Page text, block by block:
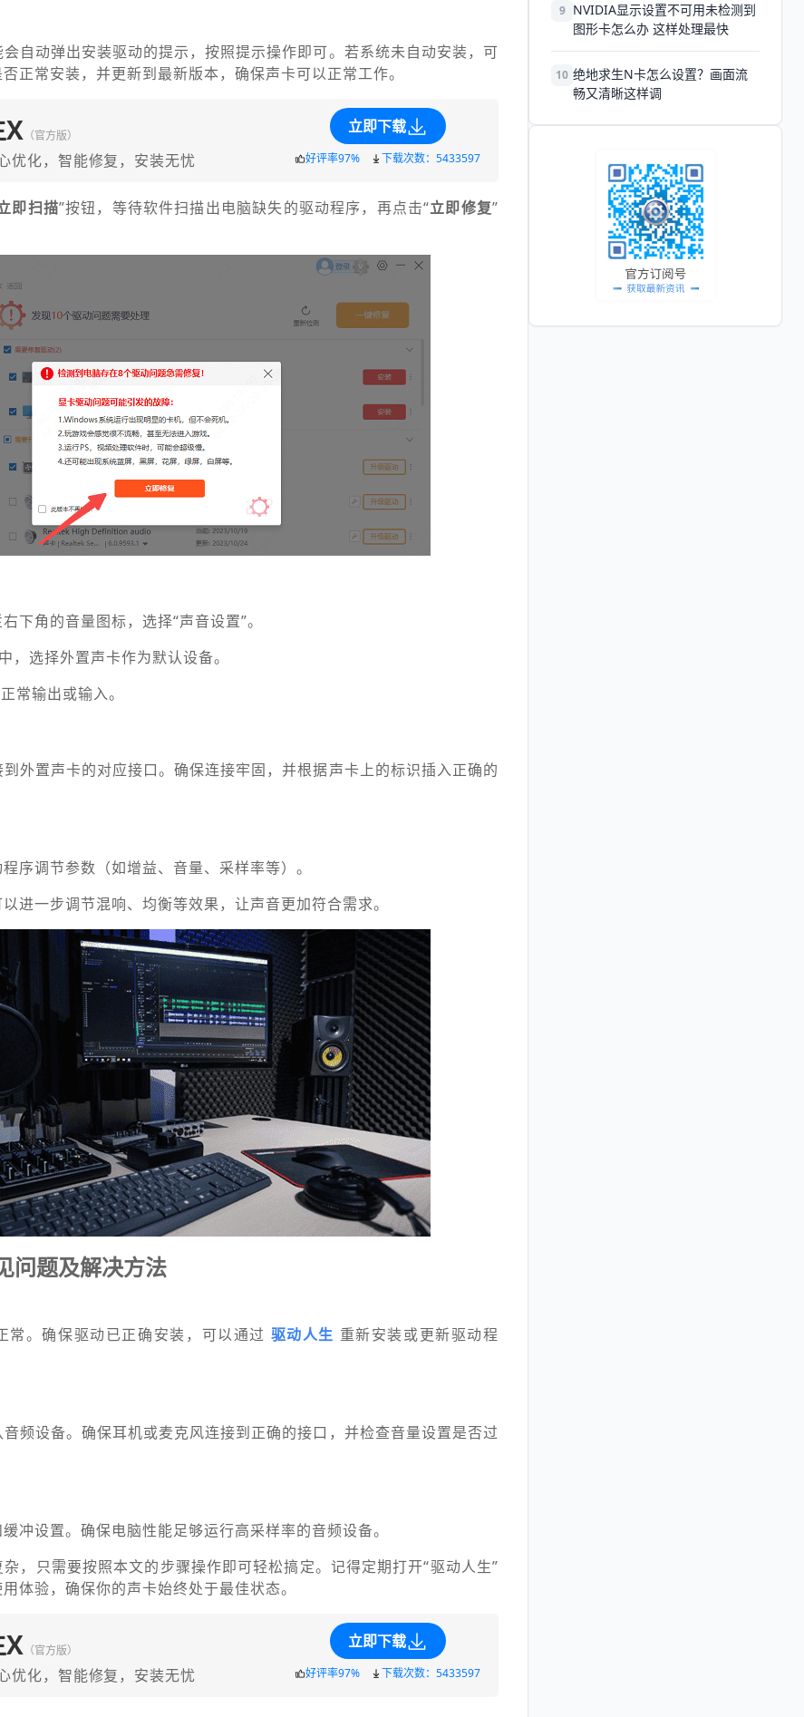
自动弹出安装驱动的提示，按照提示操作即可。若系统未自动安装，可
正常安装，并更新到最新版本，确保声卡可以正常工作。
（官方版）
优化，智能修复，安装无忧
立即下载
好评率97% 下载次数：5433597
即扫描”按钮，等待软件扫描出电脑缺失的驱动程序，再点击“立即修复”
下角的音量图标，选择“声音设置”。
，选择外置声卡作为默认设备。
常输出或输入。
外置声卡的对应接口。确保连接牢固，并根据声卡上的标识插入正确的
序调节参数（如增益、音量、采样率等）。
进一步调节混响、均衡等效果，让声音更加符合需求。
问题及解决方法
常。确保驱动已正确安装，可以通过 驱动人生 重新安装或更新驱动程
频设备。确保耳机或麦克风连接到正确的接口，并检查音量设置是否过
冲设置。确保电脑性能足够运行高采样率的音频设备。
，只需要按照本文的步骤操作即可轻松搞定。记得定期打开“驱动人生”
体验，确保你的声卡始终处于最佳状态。
（官方版）
优化，智能修复，安装无忧
立即下载
好评率97% 下载次数：5433597
9 NVIDIA显示设置不可用未检测到
图形卡怎么办 这样处理最快
10 绝地求生N卡怎么设置？画面流
畅又清晰这样调